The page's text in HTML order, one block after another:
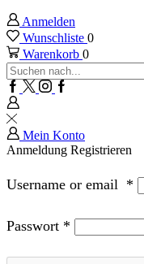
Anmelden
Wunschliste 0
Warenkorb 0
Sucheingabe
Facebook
TwitterInstagram
Google
Mein Konto
Anmeldung Registrieren
Username or email *
Passwort *